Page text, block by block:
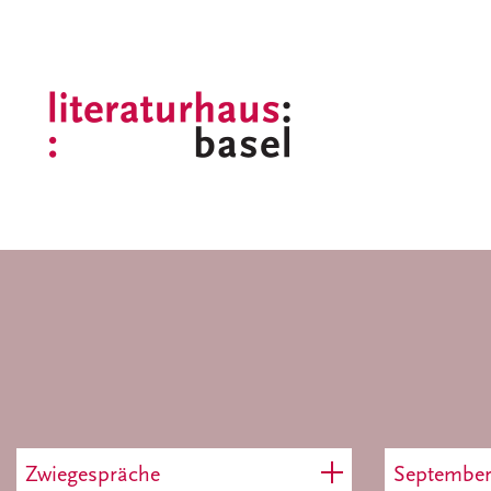
Zwiegespräche September